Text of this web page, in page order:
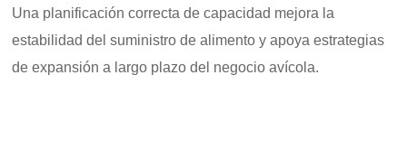
Una planificación correcta de capacidad mejora la
estabilidad del suministro de alimento y apoya estrategias
de expansión a largo plazo del negocio avícola.